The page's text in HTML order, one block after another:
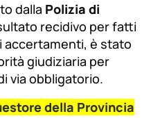
dalla Polizia di
recidivo per fatti
accertamenti, è stato
giudiziaria per
via obbligatorio.
della Provincia